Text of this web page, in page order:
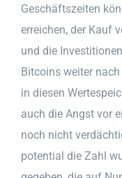
Geschäftszeiten
erreichen, der Kauf
und die
Bitcoins weiter
in diesen
auch die Angst vor
noch nicht
potential die Zahl